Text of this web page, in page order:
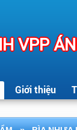
VPP
Giới thiệu